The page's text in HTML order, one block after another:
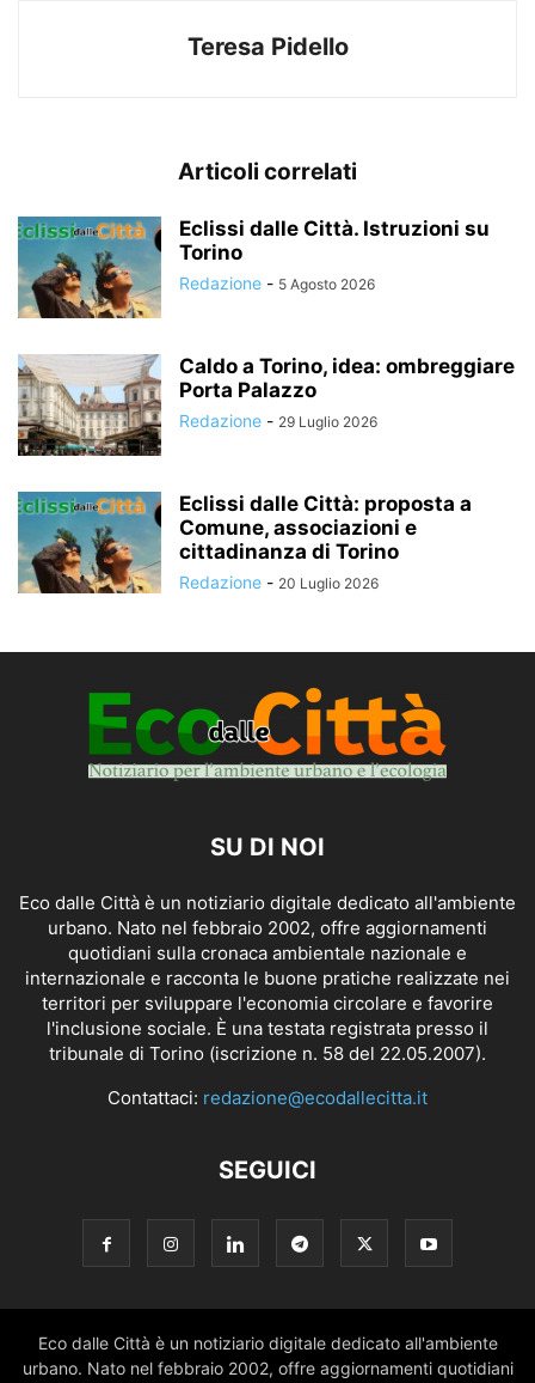
Teresa Pidello
Articoli correlati
Eclissi dalle Città. Istruzioni su
Torino
Redazione - 5 Agosto 2026
Caldo a Torino, idea: ombreggiare
Porta Palazzo
Redazione - 29 Luglio 2026
Eclissi dalle Città: proposta a
Comune, associazioni e
cittadinanza di Torino
Redazione - 20 Luglio 2026
SU DI NOI
Eco dalle Città è un notiziario digitale dedicato all'ambiente
urbano. Nato nel febbraio 2002, offre aggiornamenti
quotidiani sulla cronaca ambientale nazionale e
internazionale e racconta le buone pratiche realizzate nei
territori per sviluppare l'economia circolare e favorire
l'inclusione sociale. È una testata registrata presso il
tribunale di Torino (iscrizione n. 58 del 22.05.2007).
Contattaci: redazione@ecodallecitta.it
SEGUICI
Eco dalle Città è un notiziario digitale dedicato all'ambiente
urbano. Nato nel febbraio 2002, offre aggiornamenti quotidiani